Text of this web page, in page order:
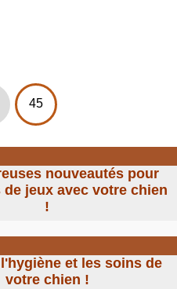
45
nouveautés pour
de jeux avec votre chien
!
et les soins de
votre chien !